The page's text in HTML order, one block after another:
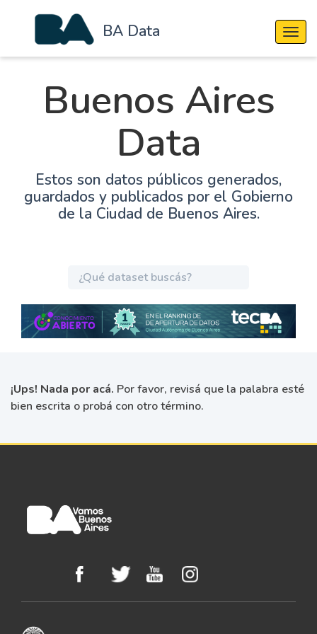
BA Data
Buenos Aires
Data
Estos son datos públicos generados,
guardados y publicados por el Gobierno
de la Ciudad de Buenos Aires.
¡Ups! Nada por acá. Por favor, revisá que la palabra esté
bien escrita o probá con otro término.